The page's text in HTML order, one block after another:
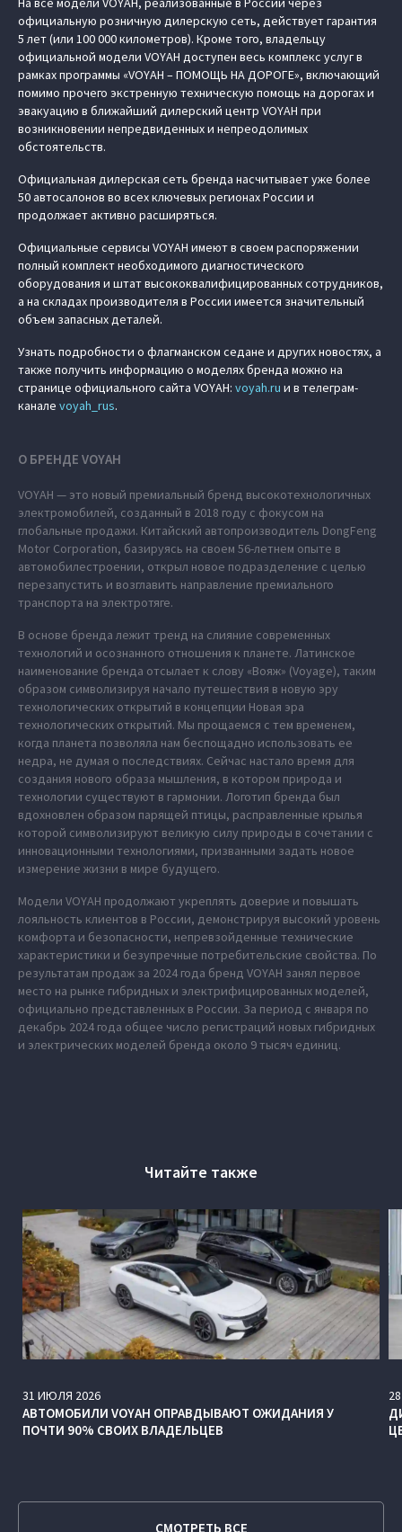
официальную розничную дилерскую сеть, действует гарантия
5 лет (или 100 000 километров). Кроме того, владельцу
официальной модели VOYAH доступен весь комплекс услуг в
рамках программы «VOYAH – ПОМОЩЬ НА ДОРОГЕ», включающий
помимо прочего экстренную техническую помощь на дорогах и
эвакуацию в ближайший дилерский центр VOYAH при
возникновении непредвиденных и непреодолимых
обстоятельств.
Официальная дилерская сеть бренда насчитывает уже более
50 автосалонов во всех ключевых регионах России и
продолжает активно расширяться.
Официальные сервисы VOYAH имеют в своем распоряжении
полный комплект необходимого диагностического
оборудования и штат высококвалифицированных сотрудников,
а на складах производителя в России имеется значительный
объем запасных деталей.
Узнать подробности о флагманском седане и других новостях, а
также получить информацию о моделях бренда можно на
странице официального сайта VOYAH: voyah.ru и в телеграм-
канале voyah_rus.
О БРЕНДЕ VOYAH
VOYAH — это новый премиальный бренд высокотехнологичных
электромобилей, созданный в 2018 году с фокусом на
глобальные продажи. Китайский автопроизводитель DongFeng
Motor Corporation, базируясь на своем 56-летнем опыте в
автомобилестроении, открыл новое подразделение с целью
перезапустить и возглавить направление премиального
транспорта на электротяге.
В основе бренда лежит тренд на слияние современных
технологий и осознанного отношения к планете. Латинское
наименование бренда отсылает к слову «Вояж» (Voyage), таким
образом символизируя начало путешествия в новую эру
технологических открытий в концепции Новая эра
технологических открытий. Мы прощаемся с тем временем,
когда планета позволяла нам беспощадно использовать ее
недра, не думая о последствиях. Сейчас настало время для
создания нового образа мышления, в котором природа и
технологии существуют в гармонии. Логотип бренда был
вдохновлен образом парящей птицы, расправленные крылья
которой символизируют великую силу природы в сочетании с
инновационными технологиями, призванными задать новое
измерение жизни в мире будущего.
Модели VOYAH продолжают укреплять доверие и повышать
лояльность клиентов в России, демонстрируя высокий уровень
комфорта и безопасности, непревзойденные технические
характеристики и безупречные потребительские свойства. По
результатам продаж за 2024 года бренд VOYAH занял первое
место на рынке гибридных и электрифицированных моделей,
официально представленных в России. За период с января по
декабрь 2024 года общее число регистраций новых гибридных
и электрических моделей бренда около 9 тысяч единиц.
Читайте также
31 ИЮЛЯ 2026
АВТОМОБИЛИ VOYAH ОПРАВДЫВАЮТ ОЖИДАНИЯ У
ПОЧТИ 90% СВОИХ ВЛАДЕЛЬЦЕВ
28
СМОТРЕТЬ ВСЕ